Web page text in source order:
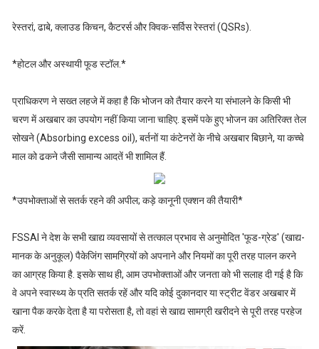
रेस्तरां, ढाबे, क्लाउड किचन, कैटरर्स और क्विक-सर्विस रेस्तरां (QSRs).
*होटल और अस्थायी फूड स्टॉल.*
प्राधिकरण ने सख्त लहजे में कहा है कि भोजन को तैयार करने या संभालने के किसी भी
चरण में अखबार का उपयोग नहीं किया जाना चाहिए. इसमें पके हुए भोजन का अतिरिक्त तेल
सोखने (Absorbing excess oil), बर्तनों या कंटेनरों के नीचे अखबार बिछाने, या कच्चे
माल को ढकने जैसी सामान्य आदतें भी शामिल हैं.
*उपभोक्ताओं से सतर्क रहने की अपील; कड़े कानूनी एक्शन की तैयारी*
FSSAI ने देश के सभी खाद्य व्यवसायों से तत्काल प्रभाव से अनुमोदित 'फूड-ग्रेड' (खाद्य-
मानक के अनुकूल) पैकेजिंग सामग्रियों को अपनाने और नियमों का पूरी तरह पालन करने
का आग्रह किया है. इसके साथ ही, आम उपभोक्ताओं और जनता को भी सलाह दी गई है कि
वे अपने स्वास्थ्य के प्रति सतर्क रहें और यदि कोई दुकानदार या स्ट्रीट वेंडर अखबार में
खाना पैक करके देता है या परोसता है, तो वहां से खाद्य सामग्री खरीदने से पूरी तरह परहेज
करें.